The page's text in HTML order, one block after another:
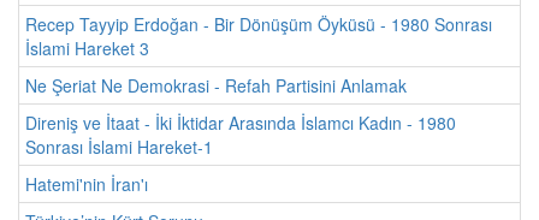
Recep Tayyip Erdoğan - Bir Dönüşüm Öyküsü - 1980 Sonrası
İslami Hareket 3
Ne Şeriat Ne Demokrasi - Refah Partisini Anlamak
Direniş ve İtaat - İki İktidar Arasında İslamcı Kadın - 1980
Sonrası İslami Hareket-1
Hatemi'nin İran'ı